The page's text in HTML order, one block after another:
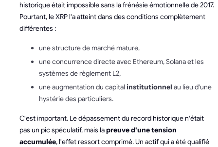
historique était impossible sans la frénésie émotionnelle de 2017.
Pourtant, le XRP l'a atteint dans des conditions complètement
différentes :
une structure de marché mature,
une concurrence directe avec Ethereum, Solana et les
systèmes de règlement L2,
une augmentation du capital institutionnel au lieu d'une
hystérie des particuliers.
C'est important. Le dépassement du record historique n'était
pas un pic spéculatif, mais lapreuve d'une tension
accumulée, l'effet ressort comprimé. Un actif qui a été qualifié